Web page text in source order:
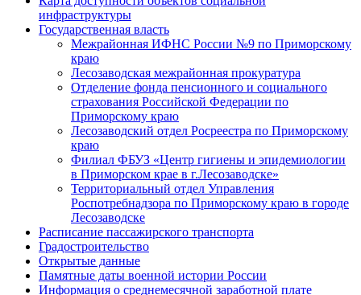
инфраструктуры
Государственная власть
Межрайонная ИФНС России №9 по Приморскому
краю
Лесозаводская межрайонная прокуратура
Отделение фонда пенсионного и социального
страхования Российской Федерации по
Приморскому краю
Лесозаводский отдел Росреестра по Приморскому
краю
Филиал ФБУЗ «Центр гигиены и эпидемиологии
в Приморском крае в г.Лесозаводске»
Территориальный отдел Управления
Роспотребнадзора по Приморскому краю в городе
Лесозаводске
Расписание пассажирского транспорта
Градостроительство
Открытые данные
Памятные даты военной истории России
Информация о среднемесячной заработной плате